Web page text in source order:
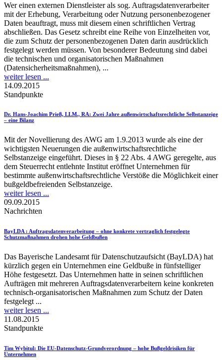
Wer einen externen Dienstleister als sog. Auftragsdatenverarbeiter
mit der Erhebung, Verarbeitung oder Nutzung personenbezogener
Daten beauftragt, muss mit diesem einen schriftlichen Vertrag
abschließen. Das Gesetz schreibt eine Reihe von Einzelheiten vor,
die zum Schutz der personenbezogenen Daten darin ausdrücklich
festgelegt werden müssen. Von besonderer Bedeutung sind dabei
die technischen und organisatorischen Maßnahmen
(Datensicherheitsmaßnahmen), ...
weiter lesen ...
14.09.2015
Standpunkte
Dr. Hans-Joachim Prieß, LLM., RA: Zwei Jahre außenwirtschaftsrechtliche Selbstanzeige
– eine Bilanz
Mit der Novellierung des AWG am 1.9.2013 wurde als eine der
wichtigsten Neuerungen die außenwirtschaftsrechtliche
Selbstanzeige eingeführt. Dieses in § 22 Abs. 4 AWG geregelte, aus
dem Steuerrecht entlehnte Institut eröffnet Unternehmen für
bestimmte außenwirtschaftsrechtliche Verstöße die Möglichkeit einer
bußgeldbefreienden Selbstanzeige.
weiter lesen ...
09.09.2015
Nachrichten
BayLDA : Auftragsdatenverarbeitung – ohne konkrete vertraglich festgelegte
Schutzmaßnahmen drohen hohe Geldbußen
Das Bayerische Landesamt für Datenschutzaufsicht (BayLDA) hat
kürzlich gegen ein Unternehmen eine Geldbuße in fünfstelliger
Höhe festgesetzt. Das Unternehmen hatte in seinen schriftlichen
Aufträgen mit mehreren Auftragsdatenverarbeitern keine konkreten
technisch-organisatorischen Maßnahmen zum Schutz der Daten
festgelegt ...
weiter lesen ...
11.08.2015
Standpunkte
Tim Wybitul : Die EU-Datenschutz-Grundverordnung – hohe Bußgeldrisiken für
Unternehmen